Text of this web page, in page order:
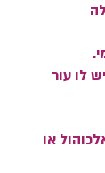
לו עור
או